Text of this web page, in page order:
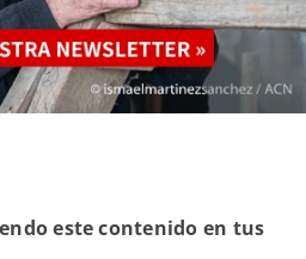
este contenido en tus